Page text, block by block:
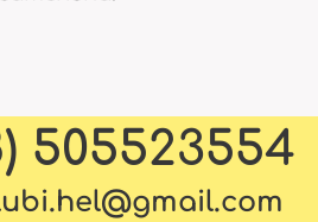
505523554